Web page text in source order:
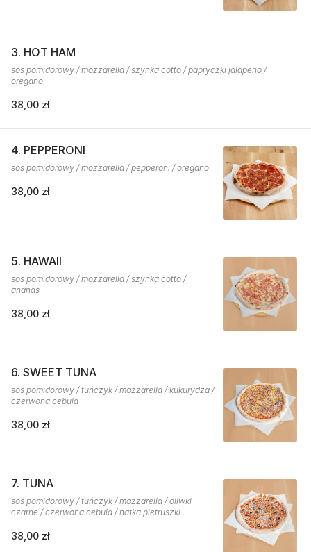
3. HOT HAM
sos pomidorowy / mozzarella / szynka cotto / papryczki jalapeno /
oregano
38,00 zł
4. PEPPERONI
sos pomidorowy / mozzarella / pepperoni / oregano
38,00 zł
5. HAWAII
sos pomidorowy / mozzarella / szynka cotto /
ananas
38,00 zł
6. SWEET TUNA
sos pomidorowy / tuńczyk / mozzarella / kukurydza /
czerwona cebula
38,00 zł
7. TUNA
sos pomidorowy / tuńczyk / mozzarella / oliwki
czarne / czerwona cebula / natka pietruszki
38,00 zł